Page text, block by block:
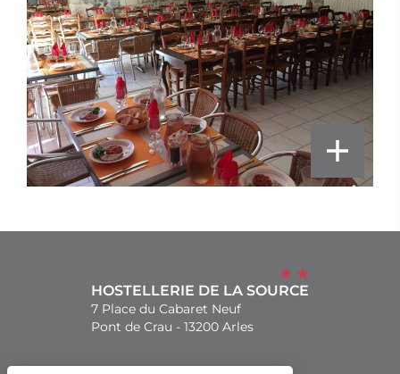
HOSTELLERIE DE LA SOURCE
7 Place du Cabaret Neuf
Pont de Crau - 13200 Arles